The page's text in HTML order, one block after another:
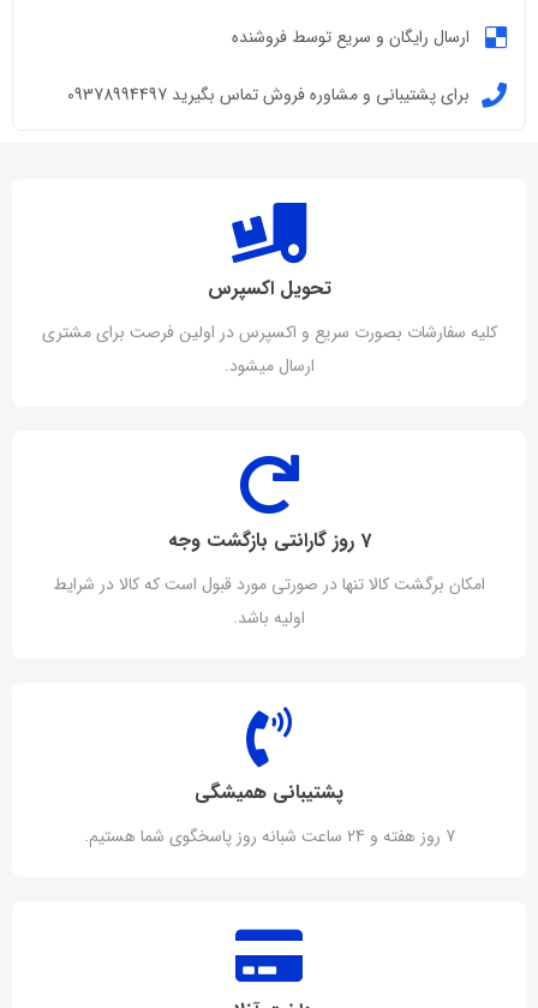
ارسال رایگان و سریع توسط فروشنده
برای پشتیبانی و مشاوره فروش تماس بگیرید 09378994497
تحویل اکسپرس
کلیه سفارشات بصورت سریع و اکسپرس در اولین فرصت برای مشتری
ارسال میشود.
7 روز گارانتی بازگشت وجه
امکان برگشت کالا تنها در صورتی مورد قبول است که کالا در شرایط
اولیه باشد.
پشتیبانی همیشگی
7 روز هفته و 24 ساعت شبانه روز پاسخگوی شما هستیم.